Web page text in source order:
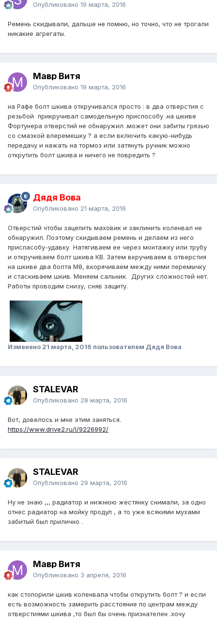
Опубликовано 19 марта, 2016
Ремень скидывали, дальше не помню, но точно, что не трогали
никакие агрегаты.
Мавр Витя
Опубликовано 19 марта, 2016
на Рафе болт шкива откручивался просто : в два отверстия с
резьбой прикручивал самодельную приспособу .на шкиве
Фортунера отверстий не обнаружил .может они забиты грязью
со смазкой вперемешку ? а если включить какую-нибудь
передачу и нажать на тормоз или затянуть ручник можно
открутить болт шкива и ничего не повредить ?
Дядя Вова
Опубликовано 21 марта, 2016
Отверстий чтобы зацепить маховик и заклинить коленвал не
обнаружил. Поэтому скидываем ремень и делаем из него
приспасобу-удавку Натягиваем ее через монтажку или трубу
и откручиваем болт шкива КВ. Затем вкручиваем в отверстия
на шкиве два болта М8, вкорячиваем между ними перемычку
и стаскиваем шкив. Меняем сальник. Других сложностей нет.
Работы проводим cнизу, сняв защиту.
Изменено 21 марта, 2016 пользователем Дядя Вова
STALEVAR
Опубликовано 28 марта, 2016
Вот, довелось и мне этим заняться.
https://www.drive2.ru/l/9226992/
STALEVAR
Опубликовано 29 марта, 2016
Ну не знаю ,,, радиатор и нижнюю жестянку снимали, за одно
отнес радиатор на мойку продул , а то уже всякими мухами
забитый был прилично .
Мавр Витя
Опубликовано 3 апреля, 2016
как стопорили шкив коленвала чтобы открутить болт ? и если
есть возможность замерить расстояние по центрам между
отверстиями шкива ,то был бы очень признателен .хочу